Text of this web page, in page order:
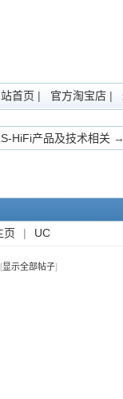
首页 | 官方淘宝店 |
HiFi产品及技术相关
页 | UC
显示全部帖子]